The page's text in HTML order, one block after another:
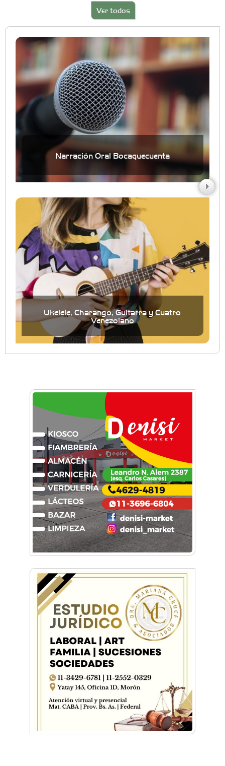
Ver todos
Narración Oral Bocaquecuenta
Ukelele, Charango, Guitarra y Cuatro
Venezolano